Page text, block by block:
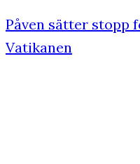
Påven sätter stopp
Vatikanen